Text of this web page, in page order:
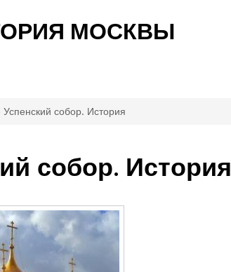
МОСКВЫ
Успенский собор. История
собор. История